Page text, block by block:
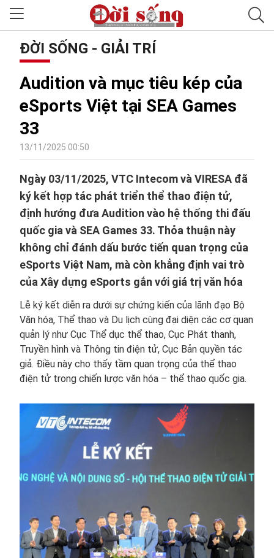
ĐỜI SỐNG - GIẢI TRÍ
Audition và mục tiêu kép của
eSports Việt tại SEA Games
33
13/11/2025 00:50
Ngày 03/11/2025, VTC Intecom và VIRESA đã
ký kết hợp tác phát triển thể thao điện tử,
định hướng đưa Audition vào hệ thống thi đấu
quốc gia và SEA Games 33. Thỏa thuận này
không chỉ đánh dấu bước tiến quan trọng của
eSports Việt Nam, mà còn khẳng định vai trò
của Xây dựng eSports gắn với giá trị văn hóa
Lễ ký kết diễn ra dưới sự chứng kiến của lãnh đạo Bộ
Văn hóa, Thể thao và Du lịch cùng đại diện các cơ quan
quản lý như Cục Thể dục thể thao, Cục Phát thanh,
Truyền hình và Thông tin điện tử, Cục Bản quyền tác
giả. Điều này cho thấy tầm quan trọng của thể thao
điện tử trong chiến lược văn hóa – thể thao quốc gia.